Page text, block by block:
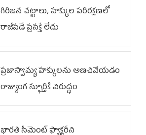
గిరిజన చట్టాలు, హక్కుల పరిరక్షణలో
రాజీపడే ప్రసక్తే లేదు
ప్రజాస్వామ్య హక్కులను అణచివేయడం
రాజ్యాంగ స్ఫూర్తికి విరుద్ధం
భారతి సిమెంట్ ఫ్యాక్టరీని